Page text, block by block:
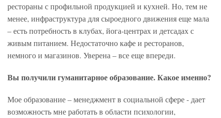
рестораны с профильной продукцией и кухней. Но, тем не
менее, инфраструктура для сыроедного движения еще мала
– есть потребность в клубах, йога-центрах и детсадах с
живым питанием. Недостаточно кафе и ресторанов,
немного и магазинов. Уверена – все еще впереди.
Вы получили гуманитарное образование. Какое именно?
Мое образование – менеджмент в социальной сфере - дает
возможность мне работать в области психологии,